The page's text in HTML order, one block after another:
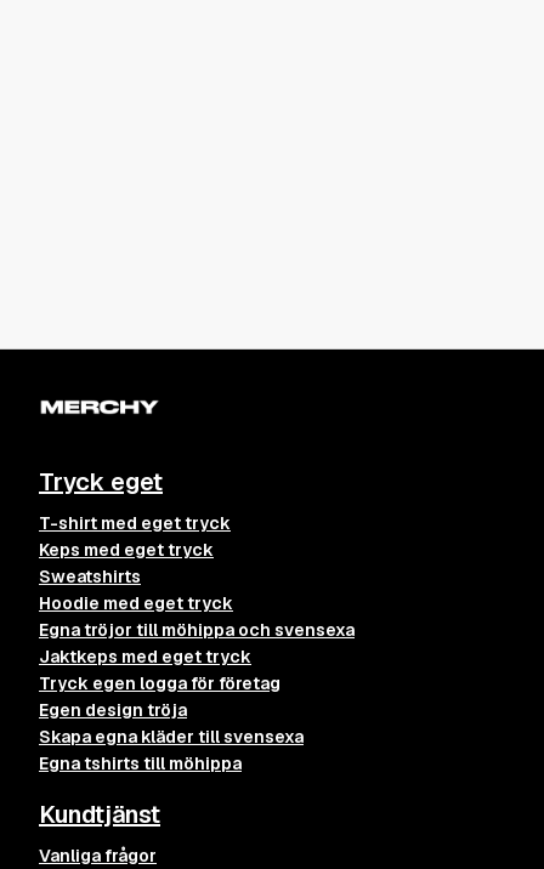
Tryck eget
T-shirt med eget tryck
Keps med eget tryck
Sweatshirts
Hoodie med eget tryck
Egna tröjor till möhippa och svensexa
Jaktkeps med eget tryck
Tryck egen logga för företag
Egen design tröja
Skapa egna kläder till svensexa
Egna tshirts till möhippa
Kundtjänst
Vanliga frågor